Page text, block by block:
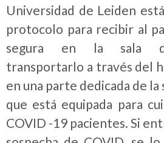
Universidad de Leiden
protocolo para recibir al
segura en la sala
transportarlo a través del
en una parte dedicada de
que está equipada para
COVID -19 pacientes. Si